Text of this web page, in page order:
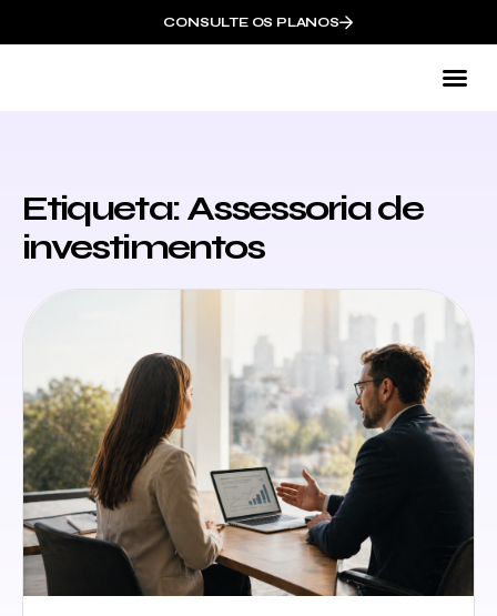
CONSULTE OS PLANOS
Etiqueta: Assessoria de
investimentos